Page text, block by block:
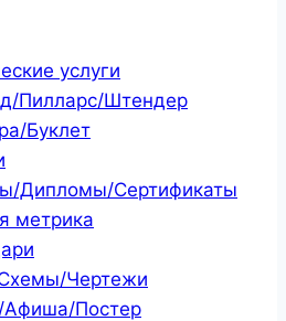
услуги
Пилларс/Штендер
Буклет
Дипломы/Сертификаты
метрика
Чертежи
Афиша/Постер